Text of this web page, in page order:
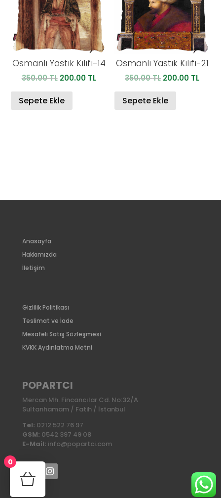
Osmanlı Yastık Kılıfı-14
350.00TL Orijinal
350.00 TL.
200.00 TLŞu
200.00 TL.
Sepete Ekle
Osmanlı Yastık Kılıfı-21
350.00TL Orijinal
350.00 TL.
200.00 TLŞu
Sepete Ekle
Anasayfa
Hakkımızda
İletişim
Gizlilik Politikası
Teslimat ve İade
Mesafeli Satış Sözleşmesi
KVKK Aydınlatma Metni
POPARTCI
Mercan Mh. Fincancılar Cd. No:32/A
Sultanhamam / Fatih / İstanbul
Tel: 0212 522 76 97
GSM: 0542 397 49 08
E-Mail: info@popartci.com
0